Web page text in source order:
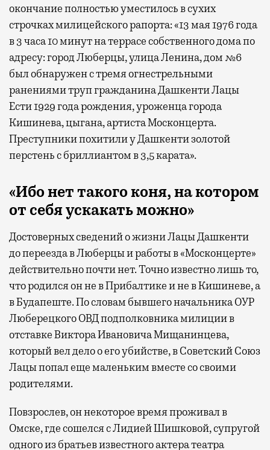
окончание полностью уместилось в сухих
строчках милицейского рапорта: «13 мая 1976 года
в 3 часа 10 минут на террасе собственного дома по
адресу: город Люберцы, улица Ленина, дом №6
был обнаружен с тремя огнестрельными
ранениями труп гражданина Дашкенти Лацы
Ести 1929 года рождения, уроженца города
Кишинева, цыгана, артиста Москонцерта.
Преступники похитили у Дашкенти золотой
перстень с бриллиантом в 3,5 карата».
«Ибо нет такого коня, на котором
от себя ускакать можно»
Достоверных сведений о жизни Лацы Дашкенти
до переезда в Люберцы и работы в «Москонцерте»
действительно почти нет. Точно известно лишь то,
что родился он не в Прибалтике и не в Кишиневе, а
в Будапеште. По словам бывшего начальника ОУР
Люберецкого ОВД подполковника милиции в
отставке Виктора Ивановича Мищанинцева,
который вел дело о его убийстве, в Советский Союз
Лацы попал еще маленьким вместе со своими
родителями.
Повзрослев, он некоторое время проживал в
Омске, где сошелся с Лидией Шишковой, супругой
одного из братьев известного актера театра